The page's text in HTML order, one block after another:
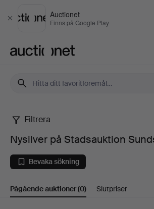
Stäng
Auctionet
Finns på Google Play
Nysilver
på
Stadsauktion
Sundsvall
Filtrera
Nysilver på Stadsauktion
Bevaka sökning
Pågående auktioner(0) Slutpriser